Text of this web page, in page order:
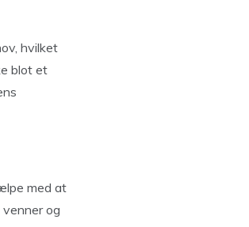
hvilket
blot et
med at
og